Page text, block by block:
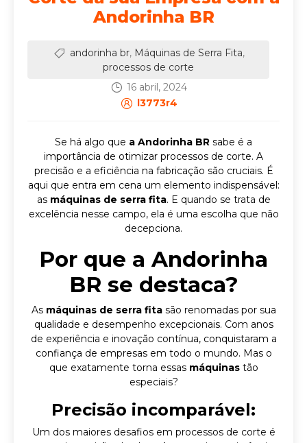
Andorinha BR
andorinha br, Máquinas de Serra Fita,
processos de corte
16 abril, 2024
l3773r4
Se há algo que a Andorinha BR sabe é a
importância de otimizar processos de corte. A
precisão e a eficiência na fabricação são cruciais. É
aqui que entra em cena um elemento indispensável:
as máquinas de serra fita. E quando se trata de
excelência nesse campo, ela é uma escolha que não
decepciona.
Por que a Andorinha
BR se destaca?
As máquinas de serra fita são renomadas por sua
qualidade e desempenho excepcionais. Com anos
de experiência e inovação contínua, conquistaram a
confiança de empresas em todo o mundo. Mas o
que exatamente torna essas máquinastão
especiais?
Precisão incomparável:
Um dos maiores desafios em processos de corte é